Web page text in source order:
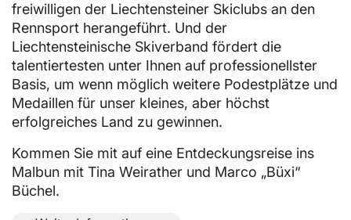
freiwilligen der Liechtensteiner Skiclubs an den
Rennsport herangeführt. Und der
Liechtensteinische Skiverband fördert die
talentiertesten unter Ihnen auf professionellster
Basis, um wenn möglich weitere Podestplätze und
Medaillen für unser kleines, aber höchst
erfolgreiches Land zu gewinnen.
Kommen Sie mit auf eine Entdeckungsreise ins
Malbun mit Tina Weirather und Marco „Büxi“
Büchel.